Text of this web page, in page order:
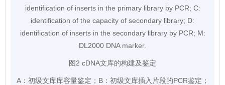
identification of inserts in the primary library by PCR; C:
identification of the capacity of secondary library; D:
identification of inserts in the secondary library by PCR; M:
DL2000 DNA marker.
图2 cDNA文库的构建及鉴定
A：初级文库库容量鉴定；B：初级文库插入片段的PCR鉴定；